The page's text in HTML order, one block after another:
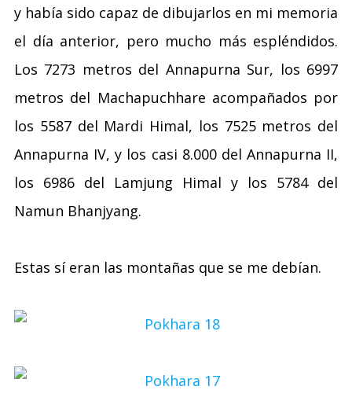
y había sido capaz de dibujarlos en mi memoria
el día anterior, pero mucho más espléndidos.
Los 7273 metros del Annapurna Sur, los 6997
metros del Machapuchhare acompañados por
los 5587 del Mardi Himal, los 7525 metros del
Annapurna IV, y los casi 8.000 del Annapurna II,
los 6986 del Lamjung Himal y los 5784 del
Namun Bhanjyang.
Estas sí eran las montañas que se me debían.